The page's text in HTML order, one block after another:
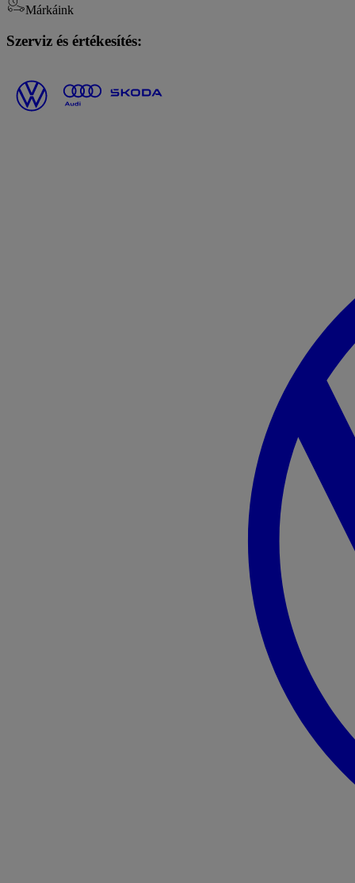
Márkáink
Szerviz és értékesítés: